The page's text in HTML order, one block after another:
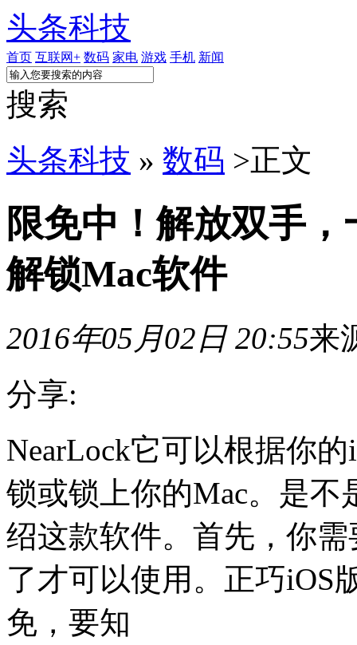
头条科技
首页 互联网+ 数码 家电 游戏 手机 新闻
搜索
头条科技 » 数码 >正文
限免中！解放双手
解锁Mac软件
2016年05月02日 20:55来
分享:
NearLock它可以根据你
锁或锁上你的Mac。是
绍这款软件。首先，你
了才可以使用。正巧iOS
免，要知